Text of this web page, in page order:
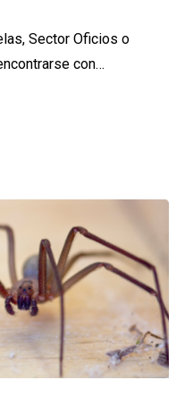
Sector Oficios o
con…